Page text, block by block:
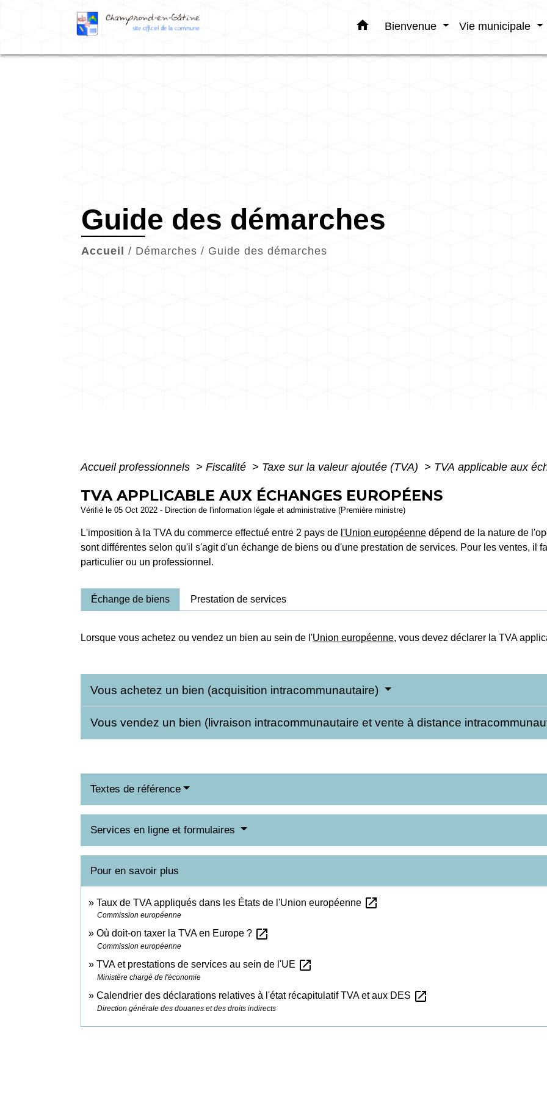
home Bienvenue Vie municipale
Guide des démarches
Accueil / Démarches / Guide des démarches
Accueil professionnels > Fiscalité > Taxe sur la valeur ajoutée (TVA) > TVA applicable aux
TVA APPLICABLE AUX ÉCHANGES EUROPÉENS
Vérifié le 05 Oct 2022 - Direction de l'information légale et administrative (Première ministre)
L'imposition à la TVA du commerce effectué entre 2 pays de l'Union européenne dépend de la nature de
sont différentes selon qu'il s'agit d'un échange de biens ou d'une prestation de services. Pour les ventes, il
particulier ou un professionnel.
Échange de biens Prestation de services
Lorsque vous achetez ou vendez un bien au sein de l'Union européenne, vous devez déclarer la TVA
Vous achetez un bien (acquisition intracommunautaire)
Vous vendez un bien (livraison intracommunautaire et vente à distance
Textes de référence
Services en ligne et formulaires
Pour en savoir plus
Taux de TVA appliqués dans les États de l'Union européenne open_in_new
Commission européenne
Où doit-on taxer la TVA en Europe ? open_in_new
Commission européenne
TVA et prestations de services au sein de l'UE open_in_new
Ministère chargé de l'économie
Calendrier des déclarations relatives à l'état récapitulatif TVA et aux DES open_in_new
Direction générale des douanes et des droits indirects